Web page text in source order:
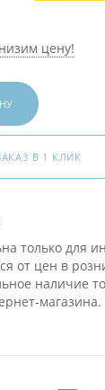
цену!
В 1 КЛИК
только для
от цен в
наличие
магазина.